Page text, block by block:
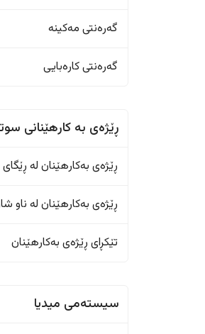
گەرەنتی مەکینە
گەرەنتی کارەبایی
ڕێژەى به کارهێنانی
ڕێژەى بەکارهێنان له
ڕێژەى بەکارهێنان له ناو
تێکڕای ڕێژەى بەکارهێنان
سیستەمی میدیا